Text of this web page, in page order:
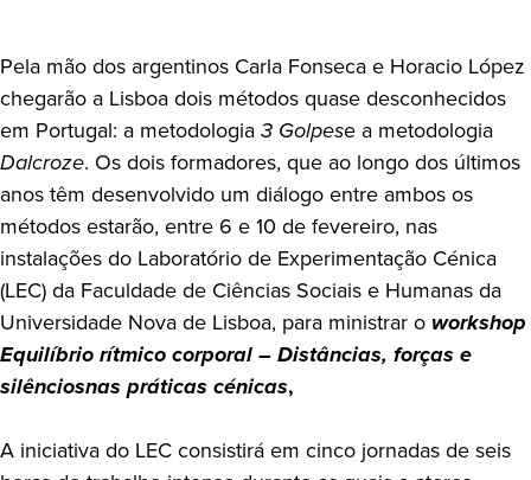
Pela mão dos argentinos Carla Fonseca e Horacio López
chegarão a Lisboa dois métodos quase desconhecidos
em Portugal: a metodologia3 Golpese a metodologia
Dalcroze. Os dois formadores, que ao longo dos últimos
anos têm desenvolvido um diálogo entre ambos os
métodos estarão, entre 6 e 10 de fevereiro, nas
instalações do Laboratório de Experimentação Cénica
(LEC) da Faculdade de Ciências Sociais e Humanas da
Universidade Nova de Lisboa, para ministrar o workshop
Equilíbrio rítmico corporal – Distâncias, forças e
silênciosnas práticas cénicas,
A iniciativa do LEC consistirá em cinco jornadas de seis